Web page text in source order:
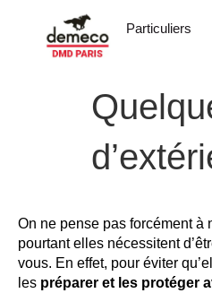
Particuliers
On ne pense pas forcément à
pourtant elles nécessitent
vous. En effet, pour éviter
les préparer et les protéger